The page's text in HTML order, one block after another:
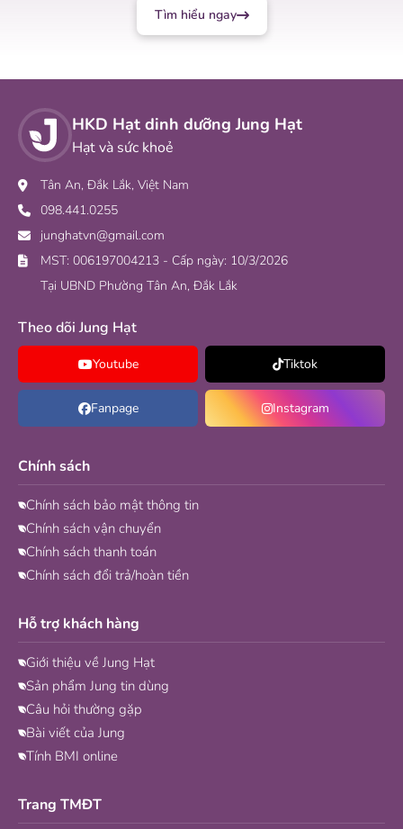
Tìm hiểu ngay
HKD Hạt dinh dưỡng Jung Hạt
Hạt và sức khoẻ
Tân An, Đắk Lắk, Việt Nam
098.441.0255
junghatvn@gmail.com
MST: 006197004213 - Cấp ngày: 10/3/2026
Tại UBND Phường Tân An, Đắk Lắk
Theo dõi Jung Hạt
Youtube Tiktok
Fanpage Instagram
Chính sách
Chính sách bảo mật thông tin
Chính sách vận chuyển
Chính sách thanh toán
Chính sách đổi trả/hoàn tiền
Hỗ trợ khách hàng
Giới thiệu về Jung Hạt
Sản phẩm Jung tin dùng
Câu hỏi thường gặp
Bài viết của Jung
Tính BMI online
Trang TMĐT